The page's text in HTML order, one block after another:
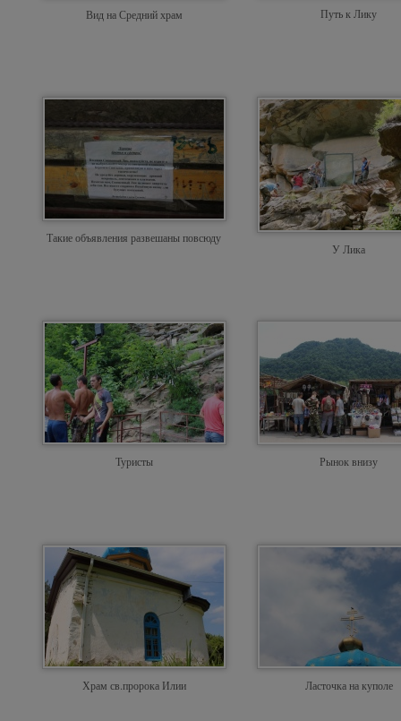
Вид на Средний храм Путь к Лику
Такие объявления развешаны повсюду
У Лика
Туристы Рынок внизу
Храм св.пророка Илии Ласточка на куполе